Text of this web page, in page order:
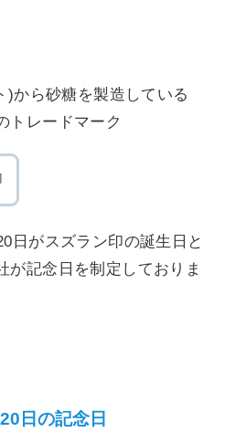
)から砂糖を製造している
トレードマーク
日がスズラン印の誕生日と
が記念日を制定しておりま
日の記念日